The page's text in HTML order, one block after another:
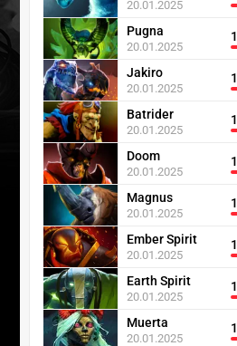
20.01.2025
Pugna
20.01.2025
1
Jakiro
20.01.2025
1
Batrider
20.01.2025
1
Doom
20.01.2025
1
Magnus
20.01.2025
1
Ember Spirit
20.01.2025
1
Earth Spirit
20.01.2025
1
Muerta
20.01.2025
1